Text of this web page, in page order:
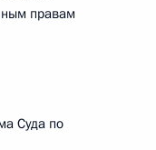
правам
Суда по